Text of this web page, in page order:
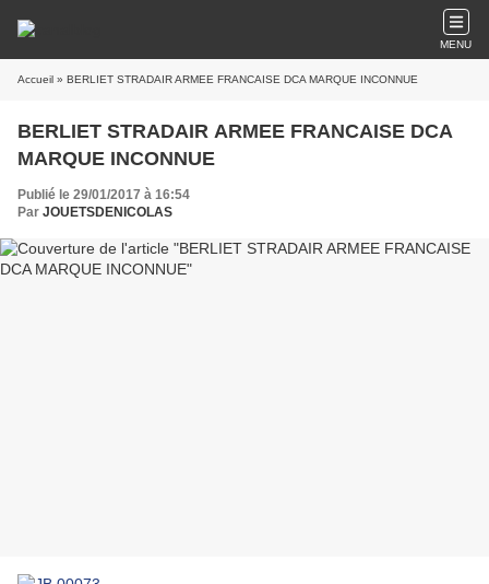
MENU
Accueil » BERLIET STRADAIR ARMEE FRANCAISE DCA MARQUE INCONNUE
BERLIET STRADAIR ARMEE FRANCAISE DCA
MARQUE INCONNUE
Publié le 29/01/2017 à 16:54
Par JOUETSDENICOLAS